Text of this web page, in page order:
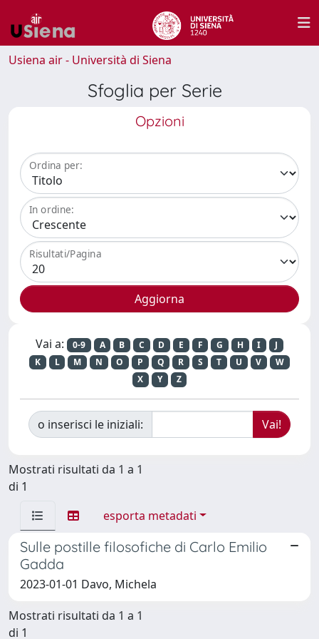
Usiena air - Università di Siena
Sfoglia per Serie
Opzioni
Ordina per:
In ordine:
Risultati/Pagina
Vai a: 0-9 A B C D E F G H I
J
K
L M N O P Q R S T U V
W
X
Y Z
o inserisci le iniziali:
Mostrati risultati da 1 a 1
di 1
esporta metadati
Sulle postille filosofiche di Carlo Emilio
Gadda
2023-01-01 Davo, Michela
Mostrati risultati da 1 a 1
di 1